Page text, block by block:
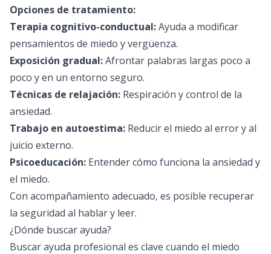
Opciones de tratamiento:
Terapia cognitivo-conductual:Ayuda a modificar
pensamientos de miedo y vergüenza.
Exposición gradual:Afrontar palabras largas poco a
poco y en un entorno seguro.
Técnicas de relajación: Respiración y control de la
ansiedad.
Trabajo en autoestima: Reducir el miedo al error y al
juicio externo.
Psicoeducación: Entender cómo funciona la ansiedad y
el miedo.
Con acompañamiento adecuado, es posible recuperar
la seguridad al hablar y leer.
¿Dónde buscar ayuda?
Buscar ayuda profesional es clave cuando el miedo